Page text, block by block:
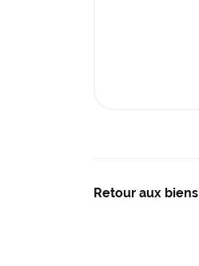
Retour aux biens